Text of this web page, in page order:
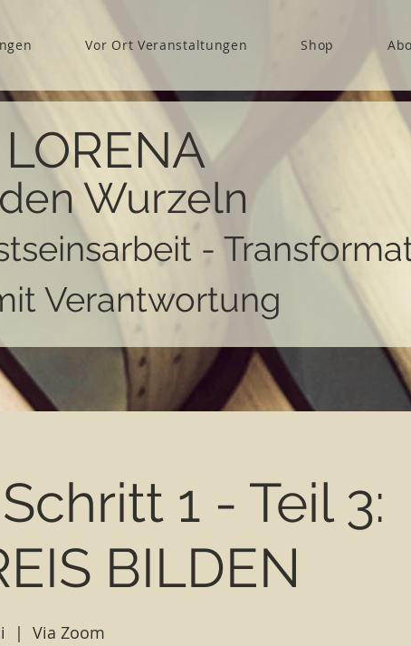
Vor Ort Veranstaltungen Shop
Wurzeln
-
Verantwortung
1 - Teil 3:
BILDEN
  |
Via Zoom